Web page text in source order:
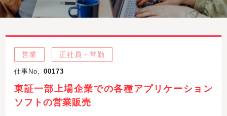
営業 正社員・常勤
仕事No, 00173
東証一部上場企業での各種アプリケーション
ソフトの営業販売